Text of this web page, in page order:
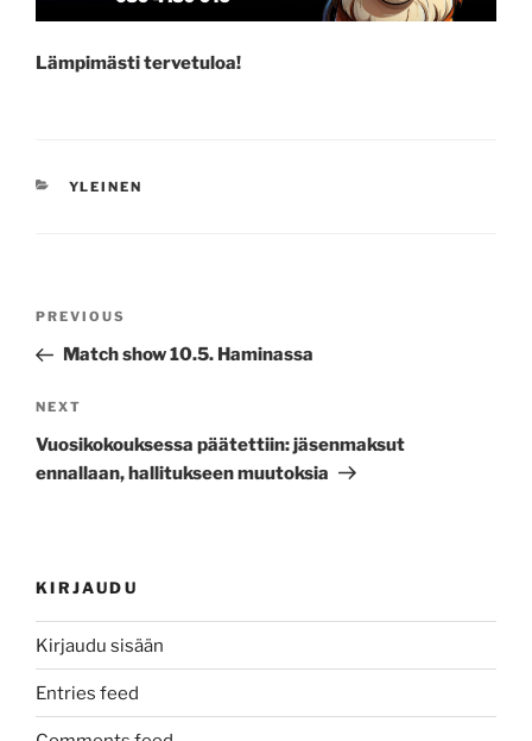
Lämpimästi tervetuloa!
CATEGORIES
YLEINEN
Previous
Post
PREVIOUS
Match show 10.5. Haminassa
Next
Post
NEXT
Vuosikokouksessa päätettiin: jäsenmaksut
ennallaan, hallitukseen muutoksia
KIRJAUDU
Kirjaudu sisään
Entries feed